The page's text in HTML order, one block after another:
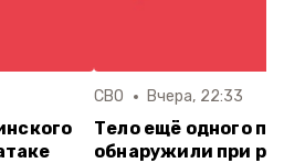
СВО Вчера, 22:33
Тело ещё одного
обнаружили при